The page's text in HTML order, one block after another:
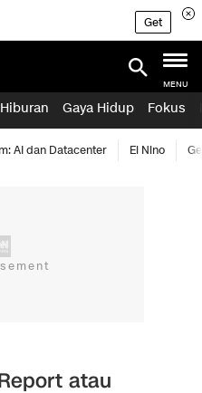
Get
MENU
Hiburan Gaya Hidup Fokus
AI dan Datacenter El Nino
atau